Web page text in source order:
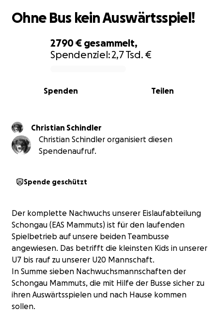
2790 € gesammelt,
Spendenziel:2,7 Tsd. €
Teilen
Spenden
Ohne Bus kein Auswärtsspiel!
Christian Schindler
Christian Schindler organisiert diesen
Spendenaufruf.
Spende geschützt
Der komplette Nachwuchs unserer Eislaufabteilung
Schongau (EAS Mammuts) ist für den laufenden
Spielbetrieb auf unsere beiden Teambusse
angewiesen. Das betrifft die kleinsten Kids in unserer
U7 bis rauf zu unserer U20 Mannschaft.
In Summe sieben Nachwuchsmannschaften der
Schongau Mammuts, die mit Hilfe der Busse sicher zu
ihren Auswärtsspielen und nach Hause kommen
sollen.